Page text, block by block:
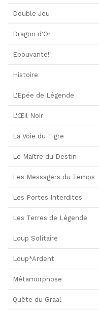
Double Jeu
Dragon d'Or
Epouvante!
Histoire
L'Epée de Légende
L'Œil Noir
La Voie du Tigre
Le Maître du Destin
Les Messagers du Temps
Les Portes Interdites
Les Terres de Légende
Loup Solitaire
Loup*Ardent
Métamorphose
Quête du Graal